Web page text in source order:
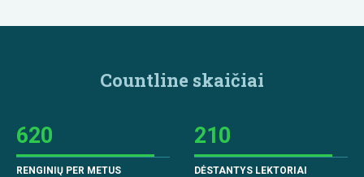
Countline skaičiai
620
RENGINIŲ PER METUS
210
DĖSTANTYS LEKTORIAI